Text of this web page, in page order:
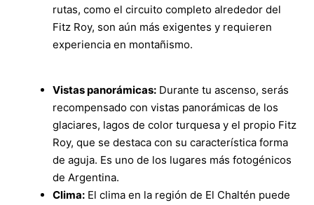
rutas, como el circuito completo alrededor del
Fitz Roy, son aún más exigentes y requieren
experiencia en montañismo.
Vistas panorámicas: Durante tu ascenso, serás
recompensado con vistas panorámicas de los
glaciares, lagos de color turquesa y el propio Fitz
Roy, que se destaca con su característica forma
de aguja. Es uno de los lugares más fotogénicos
de Argentina.
Clima: El clima en la región de El Chaltén puede